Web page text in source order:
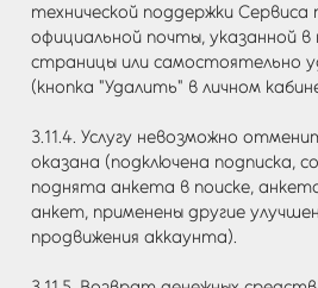
технической поддержки Сервиса
официальной почты, указанной в
страницы или самостоятельно
(кнопка "Удалить" в личном
3.11.4. Услугу невозможно
оказана (подключена подписка,
поднята анкета в поиске,
анкет, применены другие
продвижения аккаунта).